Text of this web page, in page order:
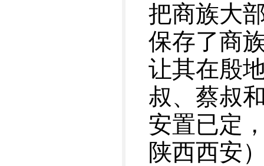
把商族大
保存了商
让其在殷
叔、蔡叔
安置已定
陕西西安